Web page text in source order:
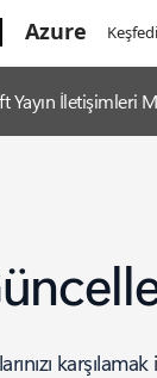
Azure
Yayın İletişimleri